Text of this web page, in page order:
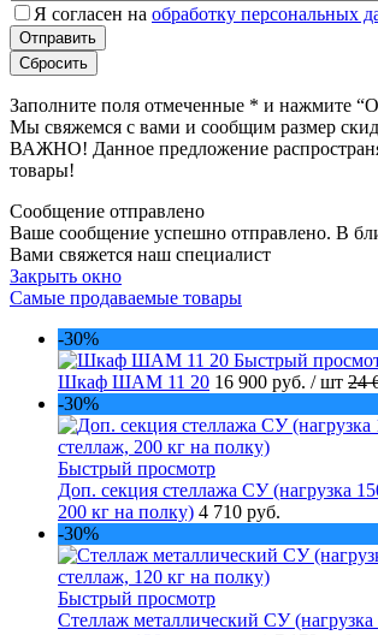
Я согласен на обработку персональных
Заполните поля отмеченные * и нажмите
Мы свяжемся с вами и сообщим размер
ВАЖНО! Данное предложение
товары!
Сообщение отправлено
Ваше сообщение успешно отправлено. В
Вами свяжется наш специалист
Закрыть окно
Самые продаваемые товары
-30%
Быстрый
Шкаф ШАМ 11 20 16 900 руб. / шт 24
-30%
Быстрый просмотр
Доп. секция стеллажа СУ (нагрузка
200 кг на полку) 4 710 руб.
-30%
Быстрый просмотр
Стеллаж металлический СУ (нагрузка